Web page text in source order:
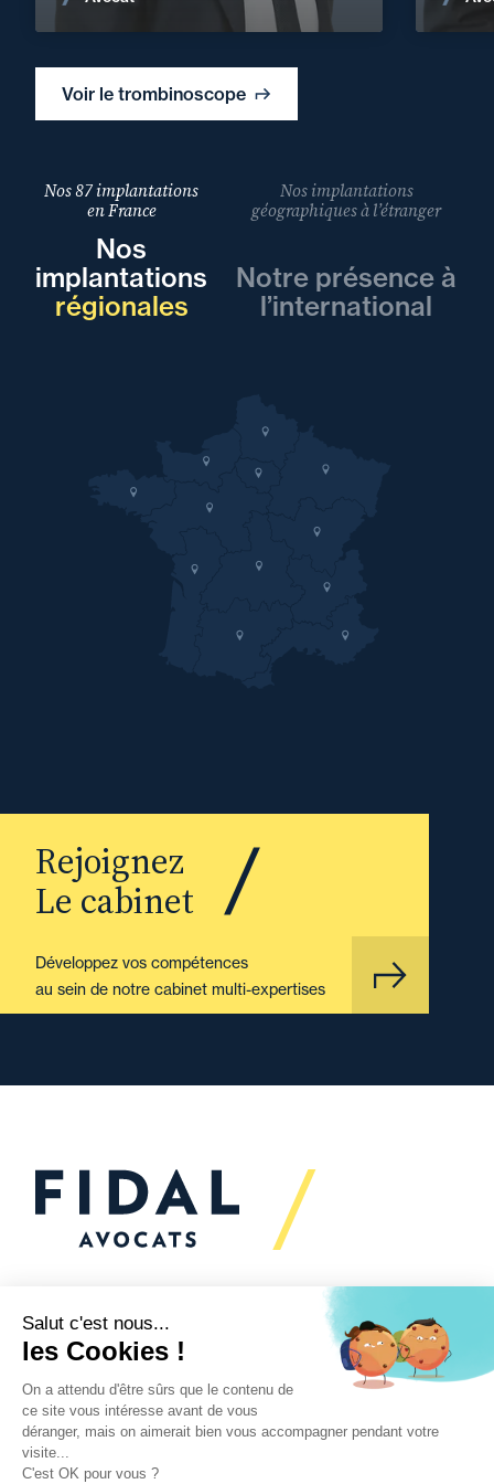
Voir le trombinoscope
Nos 87 implantations
en France
Nos
implantations
régionales
Nos implantations
géographiques à l’étranger
Notre présence à
l’international
Rejoignez
Le cabinet
Développez vos compétences
au sein de notre cabinet multi-expertises
Vous souhaitez échanger
avec nous ?
Nous sommes
à votre écoute